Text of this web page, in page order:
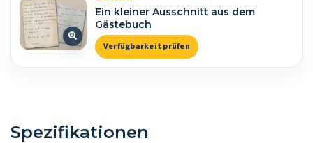
Ein kleiner Ausschnitt aus dem
Gästebuch
Verfügbarkeit prüfen
Spezifikationen